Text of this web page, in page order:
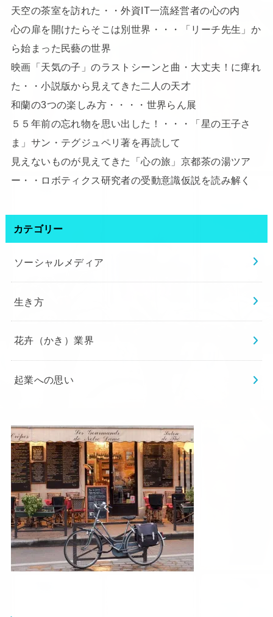
天空の茶室を訪れた・・外資IT一流経営者の心の内
心の扉を開けたらそこは別世界・・・「リーチ先生」か
ら始まった民藝の世界
映画「天気の子」のラストシーンと曲・大丈夫！に痺れ
た・・小説版から見えてきた二人の天才
和蘭の3つの楽しみ方・・・・世界らん展
５５年前の忘れ物を思い出した！・・・「星の王子さ
ま」サン・テグジュペリ著を再読して
見えないものが見えてきた「心の旅」京都茶の湯ツア
ー・・ロボティクス研究者の受動意識仮説を読み解く
カテゴリー
ソーシャルメディア
生き方
花卉（かき）業界
起業への思い